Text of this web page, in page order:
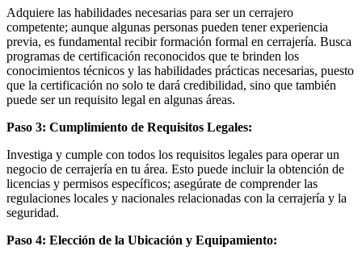
Adquiere las habilidades necesarias para ser un cerrajero
competente; aunque algunas personas pueden tener experiencia
previa, es fundamental recibir formación formal en cerrajería. Busca
programas de certificación reconocidos que te brinden los
conocimientos técnicos y las habilidades prácticas necesarias, puesto
que la certificación no solo te dará credibilidad, sino que también
puede ser un requisito legal en algunas áreas.
Paso 3: Cumplimiento de Requisitos Legales:
Investiga y cumple con todos los requisitos legales para operar un
negocio de cerrajería en tu área. Esto puede incluir la obtención de
licencias y permisos específicos; asegúrate de comprender las
regulaciones locales y nacionales relacionadas con la cerrajería y la
seguridad.
Paso 4: Elección de la Ubicación y Equipamiento: